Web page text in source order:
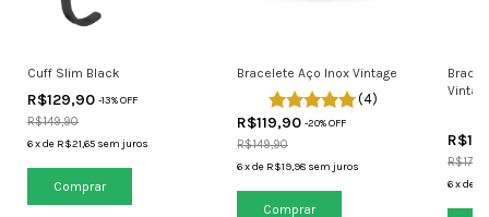
Cuff Slim Black
R$129,90 -13% OFF
R$149,90
6xde R$21,65 sem juros
Bracelete Aço Inox Vintage
(4)
R$119,90-20% OFF
R$149,90
6 xde R$19,98 sem juros
6xde